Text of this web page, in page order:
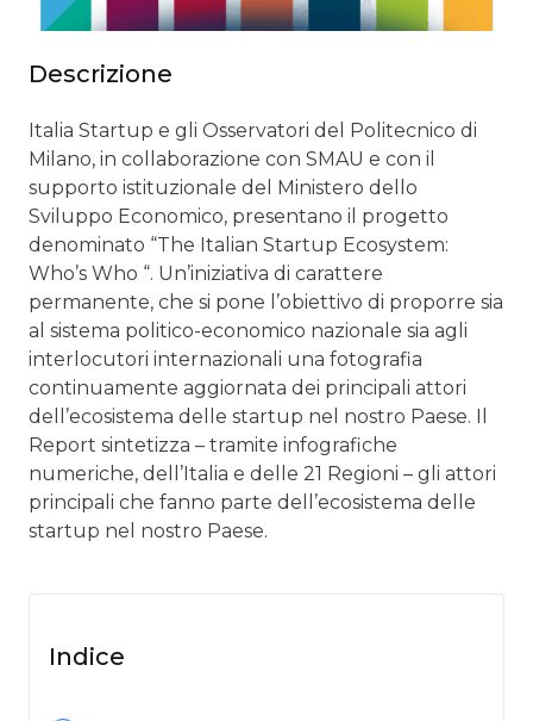
Descrizione
Italia Startup e gli Osservatori del Politecnico di
Milano, in collaborazione con SMAU e con il
supporto istituzionale del Ministero dello
Sviluppo Economico, presentano il progetto
denominato “The Italian Startup Ecosystem:
Who’s Who “. Un’iniziativa di carattere
permanente, che si pone l’obiettivo di proporre sia
al sistema politico-economico nazionale sia agli
interlocutori internazionali una fotografia
continuamente aggiornata dei principali attori
dell’ecosistema delle startup nel nostro Paese. Il
Report sintetizza – tramite infografiche
numeriche, dell’Italia e delle 21 Regioni – gli attori
principali che fanno parte dell’ecosistema delle
startup nel nostro Paese.
Indice